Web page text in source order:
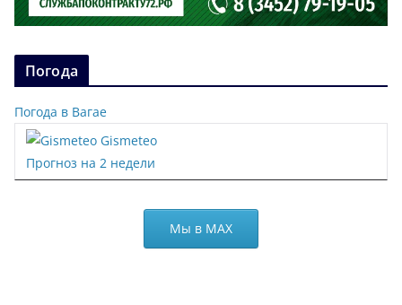
Погода
Погода в Вагае
Gismeteo
Прогноз на 2 недели
Мы в МАХ